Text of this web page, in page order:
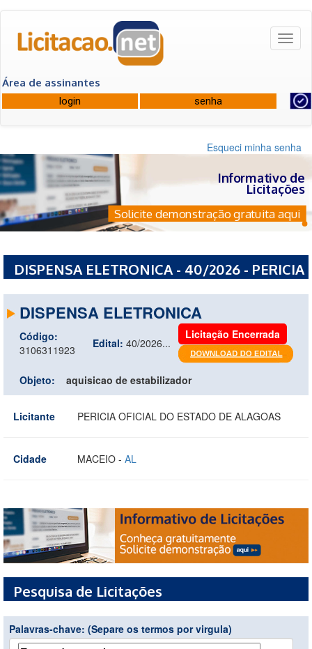
Área de assinantes
Esqueci minha senha
Informativo de
Licitações
Solicite demonstração gratuita aqui
DISPENSA ELETRONICA - 40/2026 - PERICIA
DISPENSA ELETRONICA
Código:
3106311923
Edital: 40/2026...
Licitação Encerrada
Objeto: aquisicao de estabilizador
Licitante PERICIA OFICIAL DO ESTADO DE ALAGOAS
Cidade MACEIO - AL
Pesquisa de Licitações
Palavras-chave: (Separe os termos por virgula)